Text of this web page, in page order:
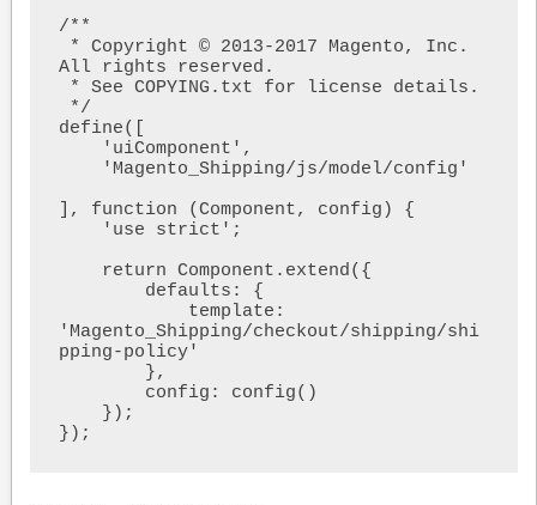
/**
All rights reserved.
define([
], function (Component, config) {
'Magento_Shipping/checkout/shipping/shi
pping-policy'